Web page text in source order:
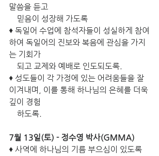
말씀을 듣고
    믿음이 성장해 가도록
♦ 독일어 수업에 참석자들이 성실하게 참여
하여 독일어의 진보와 복음에 관심을 가지
는 기회가
    되고 교제와 예배로 인도되도록.
♦ 성도들이 각 가정에 있는 어려움들을 잘
이겨내며, 이를 통해 하나님의 은혜를 더욱
깊이 경험
    하도록.
7월 13일(토) - 정수영 박사(GMMA)
♦ 사역에 하나님의 기름 부으심이 있도록